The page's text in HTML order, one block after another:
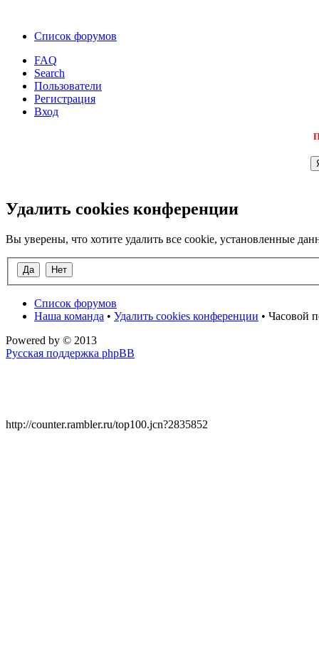
Список форумов
FAQ
Search
Пользователи
Регистрация
Вход
Удалить cookies конференции
Вы уверены, что хотите удалить все cookie, установленные
Список форумов
Наша команда • Удалить cookies конференции • Часовой
Powered by © 2013
Русская поддержка phpBB
http://counter.rambler.ru/top100.jcn?2835852